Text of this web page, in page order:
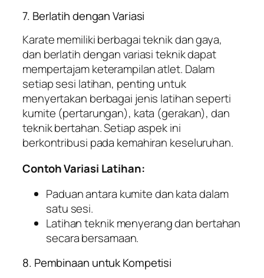
7. Berlatih dengan Variasi
Karate memiliki berbagai teknik dan gaya,
dan berlatih dengan variasi teknik dapat
mempertajam keterampilan atlet. Dalam
setiap sesi latihan, penting untuk
menyertakan berbagai jenis latihan seperti
kumite (pertarungan), kata (gerakan), dan
teknik bertahan. Setiap aspek ini
berkontribusi pada kemahiran keseluruhan.
Contoh Variasi Latihan:
Paduan antara kumite dan kata dalam
satu sesi.
Latihan teknik menyerang dan bertahan
secara bersamaan.
8. Pembinaan untuk Kompetisi